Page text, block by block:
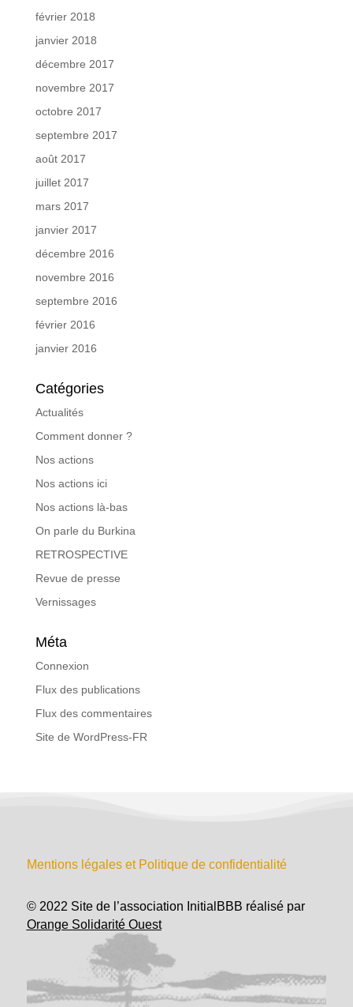
février 2018
janvier 2018
décembre 2017
novembre 2017
octobre 2017
septembre 2017
août 2017
juillet 2017
mars 2017
janvier 2017
décembre 2016
novembre 2016
septembre 2016
février 2016
janvier 2016
Catégories
Actualités
Comment donner ?
Nos actions
Nos actions ici
Nos actions là-bas
On parle du Burkina
RETROSPECTIVE
Revue de presse
Vernissages
Méta
Connexion
Flux des publications
Flux des commentaires
Site de WordPress-FR
Mentions légales et Politique de confidentialité
© 2022 Site de l’association InitialBBB réalisé par
Orange Solidarité Ouest